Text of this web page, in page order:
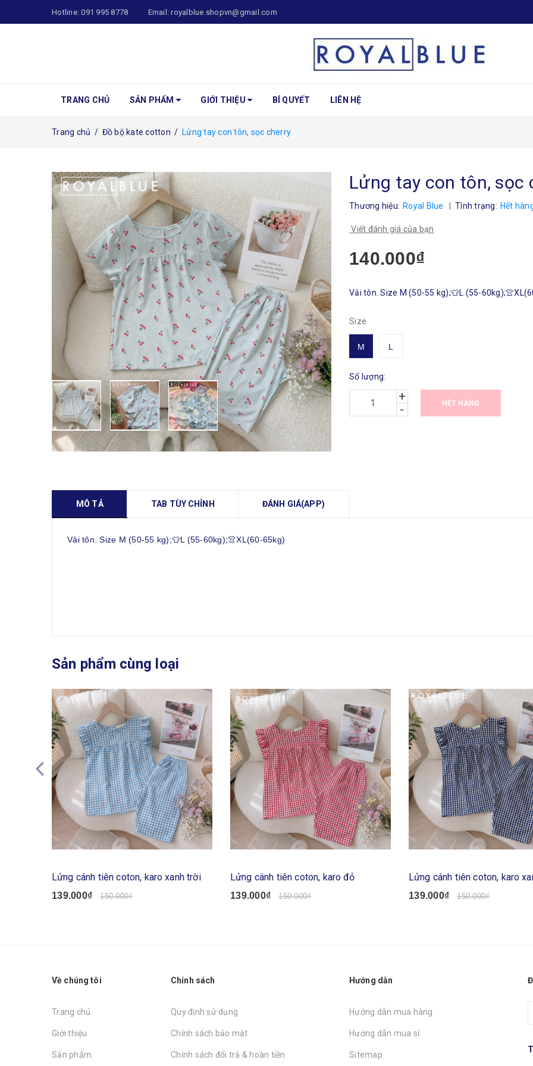
Hotline:091 995 8778 Email:royalblue.shopvn@gmail.com
TRANG CHỦ SẢN PHẨM GIỚI THIỆU BÍ QUYẾT LIÊN HỆ
Trang chủ / Đồ bộ kate cotton / Lửng tay con tôn, sọc cherry
Lửng tay con tôn, sọc
Thương hiệu: Royal Blue Tình trạng: Hết
Viết đánh giá của bạn
140.000₫
Vải tôn. Size M (50-55 kg);👕L (55-
Size
M L
Số lượng:
+
-
HẾT HÀNG
MÔ TẢ TAB TÙY CHỈNH ĐÁNH GIÁ(APP)
Vải tôn. Size M (50-55 kg);👕L (55-60kg);👚XL(60-65kg)
Sản phẩm cùng loại
Lửng cánh tiên coton, karo xanh trời
139.000₫ 150.000₫
Lửng cánh tiên coton, karo đỏ
139.000₫ 150.000₫
Lửng cánh tiên coton, karo
139.000₫ 150.000₫
Về chúng tôi
Trang chủ
Giới thiệu
Sản phẩm
Chính sách
Quy định sử dụng
Chính sách bảo mật
Chính sách đổi trả & hoàn tiền
Hướng dẫn
Hướng dẫn mua hàng
Hướng dẫn mua sỉ
Sitemap